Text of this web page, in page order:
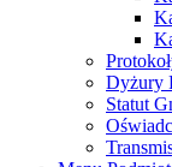
Dyżury
Statut